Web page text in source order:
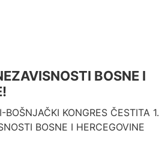
BOSNE I
BOŠNJAČKI KONGRES ČESTITA 1.
BOSNE I HERCEGOVINE